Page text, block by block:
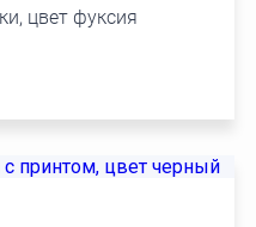
цвет фуксия